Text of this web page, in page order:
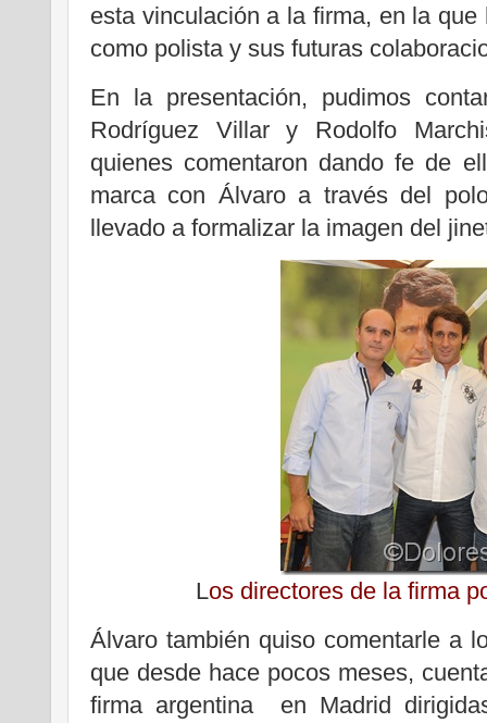
esta vinculación a la firma, en la
como polista y sus futuras
En la presentación, pudimos
Rodríguez Villar y Rodolfo
quienes comentaron dando fe de
marca con Álvaro a través del
llevado a formalizar la imagen del
Los directores de la firma
Álvaro también quiso comentarle a
que desde hace pocos meses,
firma argentina en Madrid